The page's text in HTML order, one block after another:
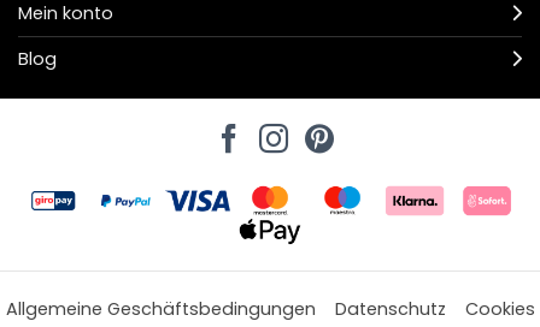
Mein konto
Blog
Allgemeine Geschäftsbedingungen Datenschutz Cookies